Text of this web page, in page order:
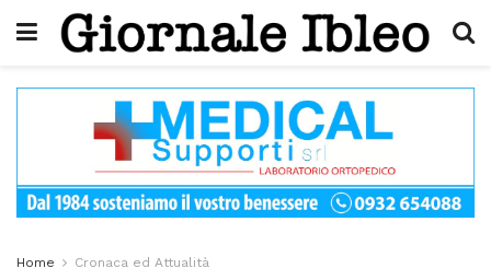
Home Cronaca ed Attualità